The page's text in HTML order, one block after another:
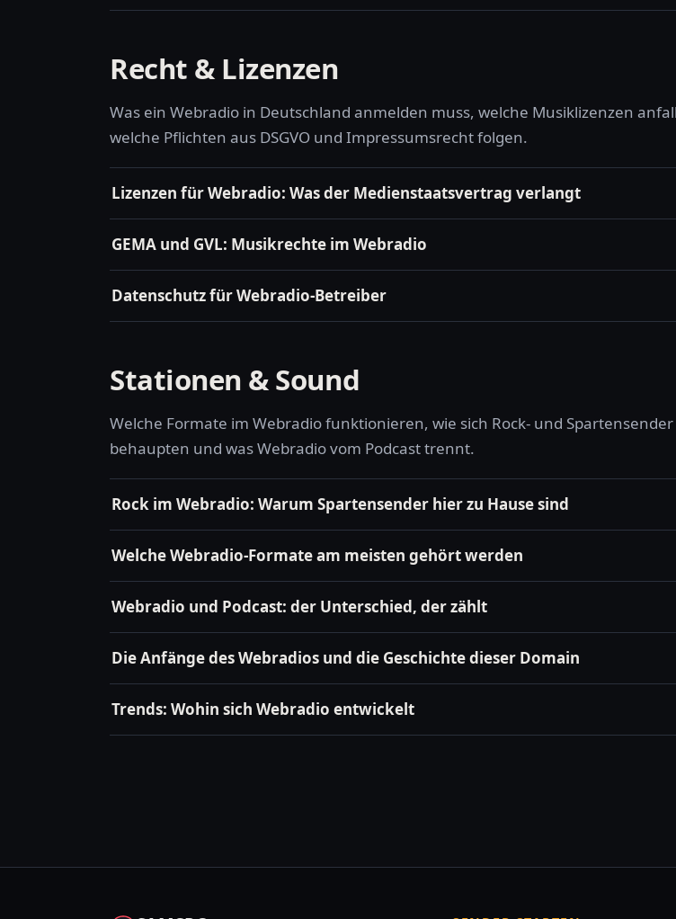
Recht & Lizenzen
Was ein Webradio in Deutschland anmelden muss, welche Musiklizenzen
welche Pflichten aus DSGVO und Impressumsrecht folgen.
Lizenzen für Webradio: Was der Medienstaatsvertrag verlangt
GEMA und GVL: Musikrechte im Webradio
Datenschutz für Webradio-Betreiber
Stationen & Sound
Welche Formate im Webradio funktionieren, wie sich Rock- und Spartensender
behaupten und was Webradio vom Podcast trennt.
Rock im Webradio: Warum Spartensender hier zu Hause sind
Welche Webradio-Formate am meisten gehört werden
Webradio und Podcast: der Unterschied, der zählt
Die Anfänge des Webradios und die Geschichte dieser Domain
Trends: Wohin sich Webradio entwickelt